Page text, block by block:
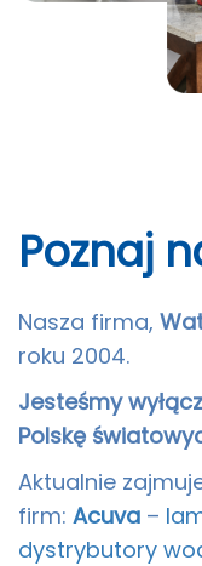
Poznaj
Nasza firma,
roku 2004.
Jesteśmy
Polskę
Aktualnie
firm: Acuva –
dystrybutory